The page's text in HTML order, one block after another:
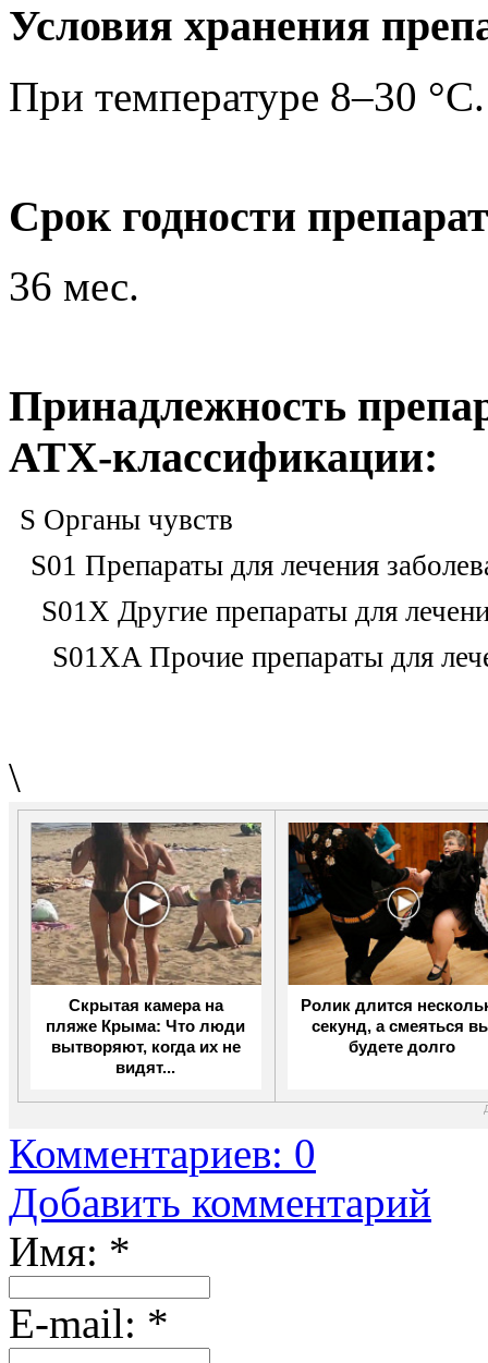
Условия хранения
При температуре 8–30 °C.
Срок годности
36 мес.
Принадлежность
ATX-классификации:
S Органы чувств
S01 Препараты для лечения
S01X Другие препараты для
S01XA Прочие препараты для
\
Скрытая камера на
пляже Крыма: Что люди
вытворяют, когда их не
видят...
Ролик длится
секунд, а смеяться
будете долго
Комментариев: 0
Добавить комментарий
Имя: *
Е-mail: *